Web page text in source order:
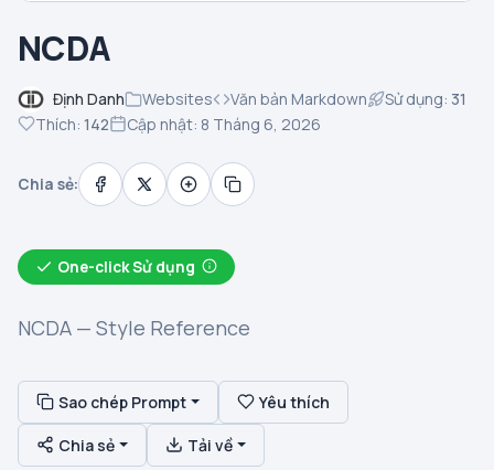
NCDA
Định Danh Websites Văn bản Markdown Sử dụng: 31
Thích: 142 Cập nhật: 8 Tháng 6, 2026
Chia sẻ:
One-click Sử dụng
NCDA — Style Reference
Sao chép Prompt Yêu thích
Chia sẻ Tải về